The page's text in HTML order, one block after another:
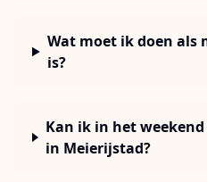
Wat moet ik doen als
is?
Kan ik in het
in Meierijstad?